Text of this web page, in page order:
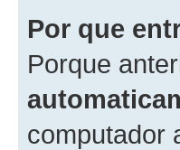
Por que
Porque
computador